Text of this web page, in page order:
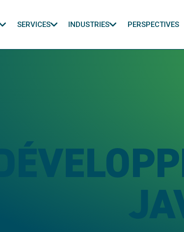
SERVICES INDUSTRIES PERSPECTIVES